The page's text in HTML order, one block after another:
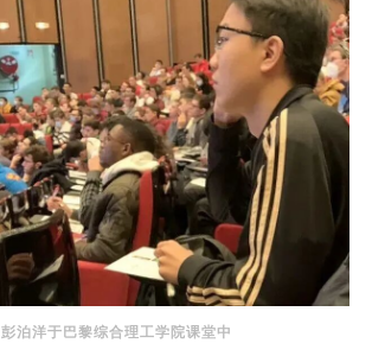
彭泊洋于巴黎综合理工学院课堂中